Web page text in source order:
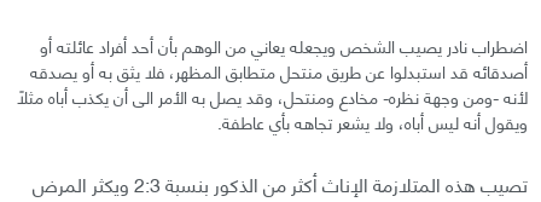
اضطراب نادر يصيب الشخص ويجعله يعاني من الوهم بأن أحد أفراد عائلته أو
أصدقائه قد استبدلوا عن طريق منتحل متطابق المظهر، فلا يثق به أو يصدقه
لأنه -ومن وجهة نظره- مخادع ومنتحل، وقد يصل به الأمر الى أن يكذب أباه مثلًا
ويقول أنه ليس أباه، ولا يشعر تجاهه بأي عاطفة.
تصيب هذه المتلازمة الإناث أكثر من الذكور بنسبة 2:3 ويكثر المرض